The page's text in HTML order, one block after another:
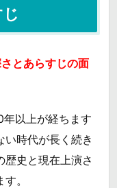
とあらすじの面
年以上が経ちます
い時代が長く続き
歴史と現在上演さ
。